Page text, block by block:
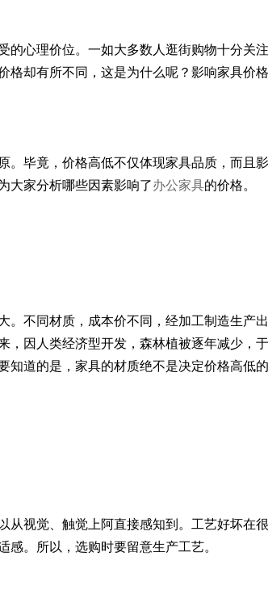
的心理价位。一如大多数人逛街购物十分关
格却有所不同，这是为什么呢？影响家具价
。毕竟，价格高低不仅体现家具品质，而且
大家分析哪些因素影响了办公家具的价格。
。不同材质，成本价不同，经加工制造生产
，因人类经济型开发，森林植被逐年减少，
道的是，家具的材质绝不是决定价格高低的
从视觉、触觉上阿直接感知到。工艺好坏在
感。所以，选购时要留意生产工艺。